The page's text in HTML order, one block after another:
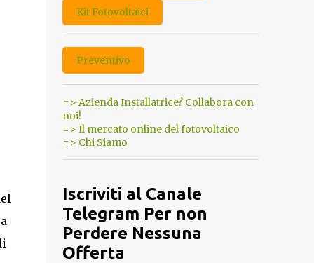
Kit Fotovoltaici
Preventivo
=> Azienda Installatrice? Collabora con
noi!
=> Il mercato online del fotovoltaico
=> Chi Siamo
Iscriviti al Canale
Telegram Per non
Perdere Nessuna
Offerta